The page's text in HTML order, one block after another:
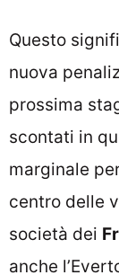
Questo
nuova
prossima
scontati in
marginale
centro delle
società dei
anche